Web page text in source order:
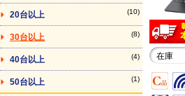
20台以上 (10)
30台以上 (8)
40台以上 (4)
50台以上 (1)
在庫